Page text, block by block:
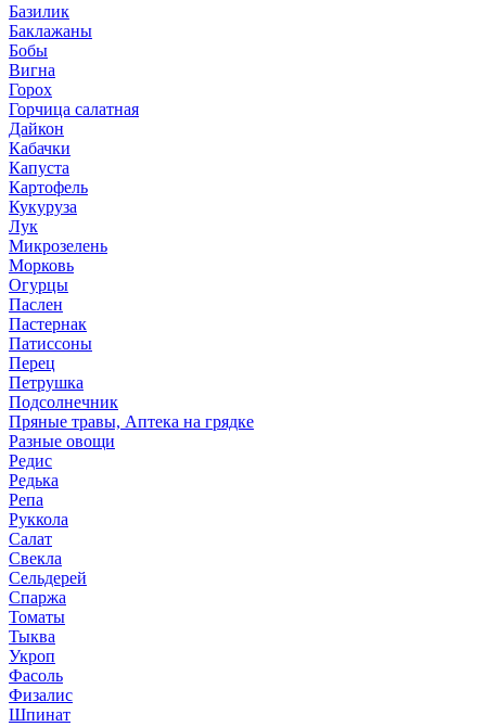
Базилик
Баклажаны
Бобы
Вигна
Горох
Горчица салатная
Дайкон
Кабачки
Капуста
Картофель
Кукуруза
Лук
Микрозелень
Морковь
Огурцы
Паслен
Пастернак
Патиссоны
Перец
Петрушка
Подсолнечник
Пряные травы, Аптека на грядке
Разные овощи
Редис
Редька
Репа
Руккола
Салат
Свекла
Сельдерей
Спаржа
Томаты
Тыква
Укроп
Фасоль
Физалис
Шпинат